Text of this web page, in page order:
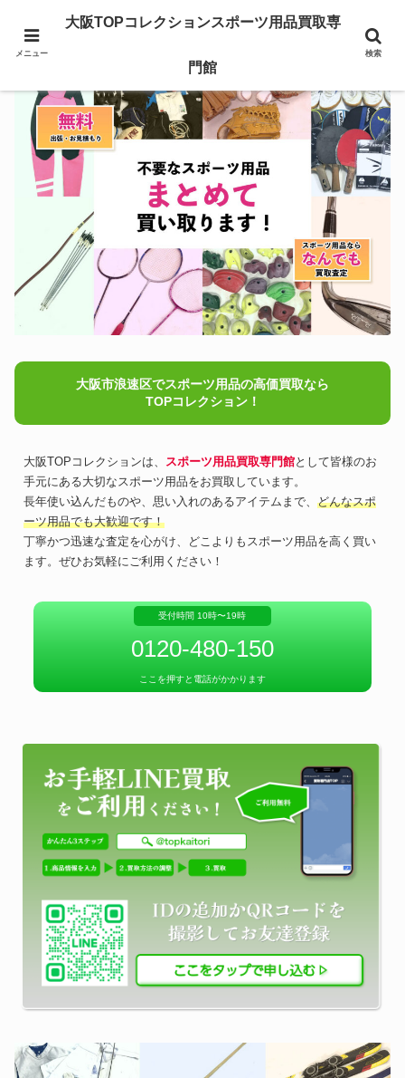
大阪市浪速区でスポーツ用品の高価買取なら
TOPコレクション！
大阪TOPコレクションは、 スポーツ用品買取専門館として皆様のお
手元にある大切なスポーツ用品をお買取しています。
長年使い込んだものや、思い入れのあるアイテムまで、 どんなスポ
ーツ用品でも大歓迎です！
丁寧かつ迅速な査定を心がけ、どこよりもスポーツ用品を高く買い
ます。ぜひお気軽にご利用ください！
受付時間 10時〜19時
0120-480-150
ここを押すと電話がかかります
メニュー
大阪TOPコレクションスポーツ用品買取専
門館
検索